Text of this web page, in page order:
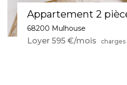
68200 MULHOUSE
Loyer 785 €/mois